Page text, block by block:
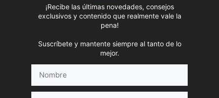
¡Recibe las últimas novedades, consejos
exclusivos y contenido que realmente vale la
pena!
Suscríbete y mantente siempre al tanto de lo
mejor.